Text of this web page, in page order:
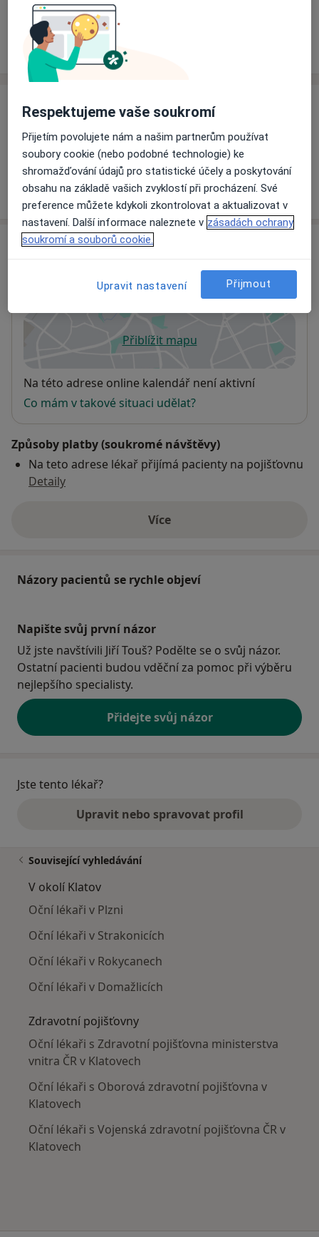
Ceník Adresy
Ceník
Informace o službách a cenách nejsou k dispozici
Tento specialista ještě nepřidával žádné informace o
svých službách.
Adresa
Klatovská nemocnice, a.s.
Plzeňská 569,
Přiblížit mapuse otevře v nové záložce
Dostupnost
Na této adrese online kalendář není aktivní
Co mám v takové situaci udělat?
Způsoby platby (soukromé návštěvy)
Na teto adrese lékař přijímá pacienty na pojišťovnu
Detaily
Víceo adrese
Názory pacientů se rychle objeví
Napište svůj první názor
Už jste navštívili Jiří Touš? Podělte se o svůj názor.
Ostatní pacienti budou vděční za pomoc při výběru
nejlepšího specialisty.
Přidejte svůj názor
Jste tento lékař?
Upravit nebo spravovat profil
Související vyhledávání
V okolí Klatov
Oční lékaři v Plzni
Oční lékaři v Strakonicích
Oční lékaři v Rokycanech
Oční lékaři v Domažlicích
Zdravotní pojišťovny
Oční lékaři s Zdravotní pojišťovna ministerstva
vnitra ČR v Klatovech
Oční lékaři s Oborová zdravotní pojišťovna v
Klatovech
Oční lékaři s Vojenská zdravotní pojišťovna ČR v
Klatovech
Respektujeme vaše soukromí
Přijetím povolujete nám a našim partnerům používat
soubory cookie (nebo podobné technologie) ke
shromažďování údajů pro statistické účely a poskytování
obsahu na základě vašich zvyklostí při procházení. Své
preference můžete kdykoli zkontrolovat a aktualizovat v
nastavení. Další informace naleznete v zásadách ochrany
soukromí a souborů cookie.
Upravit nastavení Přijmout